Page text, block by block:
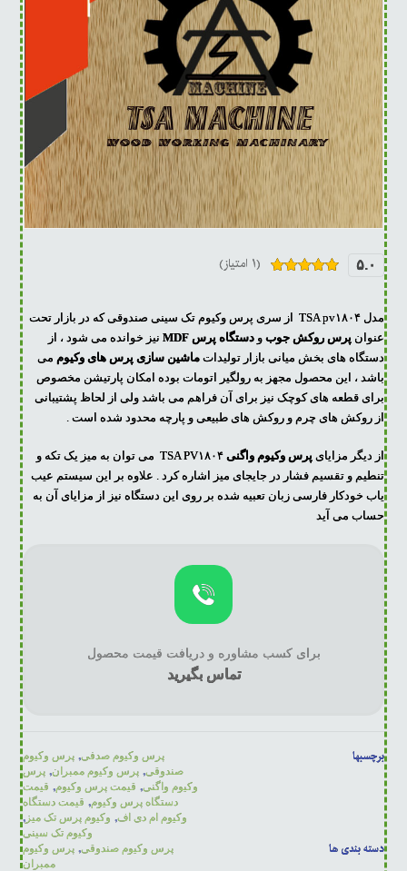
۵.۰
امتیازدهی
مشتری
(۱ امتیاز)
مدل TSA pv۱۸۰۴ از سری پرس وکیوم تک سینی صندوقی که در بازار تحت
عنوان پرس روکش جوب ودستگاه پرس MDF
نیز خوانده می شود ، از
دستگاه های بخش میانی بازار تولیداتماشین سازی پرس های وکیوم می
باشد ، این محصول مجهز به رولگیر اتومات بوده امکان پارتیشن مخصوص
برای قطعه های کوچک نیز برای آن فراهم می باشد ولی از لحاظ پشتیبانی
از روکش های چرم و روکش های طبیعی و پارچه محدود شده است .
از دیگر مزایای پرس وکیوم واگنی
TSA PV۱۸۰۴ می توان به میز یک تکه و
تنطیم و تقسیم فشار در جایجای میز اشاره کرد . علاوه بر این سیستم عیب
یاب خودکار فارسی زبان تعبیه شده بر روی این دستگاه نیز از مزایای آن به
حساب می آید
برای کسب مشاوره و دریافت قیمت محصول
تماس بگیرید
برچسبها پرس وکیوم صدفی, پرس وکیوم
صندوقی, پرس وکیوم ممبران, پرس
وکیوم واگنی, قیمت پرس وکیوم, قیمت
دستگاه پرس وکیوم, قیمت دستگاه
وکیوم ام دی اف, وکیوم پرس تک میز ,
وکیوم تک سینی
دسته بندی ها پرس وکیوم صندوقی, پرس وکیوم
ممبران